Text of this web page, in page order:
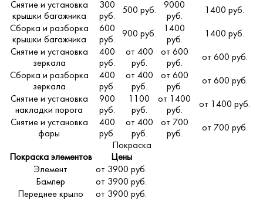
Снятие и установка
крышки багажника
300
руб.
500 руб.
9000
руб.
1400 руб.
Сборка и разборка
крышки багажника
600
руб.
900 руб.
1400
руб.
1400 руб.
Снятие и установка
зеркала
400
руб.
от 400
руб.
от 600
руб.
от 600 руб.
Сборка и разборка
зеркала
400
руб.
от 400
руб.
от 600
руб.
от 600 руб.
Снятие и установка
накладки порога
900
руб.
1100
руб.
от 1400
руб.
от 1400 руб.
Снятие и установка
фары
400
руб.
от 400
руб.
от 700
руб.
от 700 руб.
Покраска
Покраска элементов
Цены
Элемент
от 3900 руб.
Бампер
от 3900 руб.
Переднее крыло
от 3900 руб.